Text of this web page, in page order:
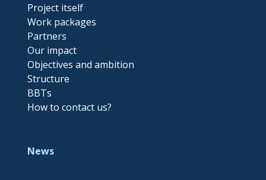
Project itself
Work packages
Partners
Our impact
Objectives and ambition
Structure
BBTs
How to contact us?
News